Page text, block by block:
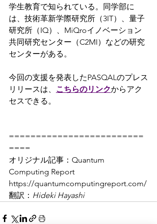
学生教育で知られている。同学部に
は、技術革新学際研究所（3IT）、量子
研究所（IQ）、MiQroイノベーション
共同研究センター（C2MI）などの研究
センターがある。
今回の支援を発表したPASQALのプレス
リリースは、 こちらのリンクからアク
セスできる。
=========================
====
オリジナル記事：Quantum
Computing Report
https://quantumcomputingreport.com/
翻訳： Hideki Hayashi